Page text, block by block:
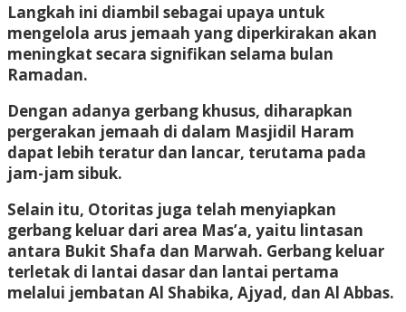
Langkah ini diambil sebagai upaya untuk
mengelola arus jemaah yang diperkirakan akan
meningkat secara signifikan selama bulan
Ramadan.
Dengan adanya gerbang khusus, diharapkan
pergerakan jemaah di dalam Masjidil Haram
dapat lebih teratur dan lancar, terutama pada
jam-jam sibuk.
Selain itu, Otoritas juga telah menyiapkan
gerbang keluar dari area Mas’a, yaitu lintasan
antara Bukit Shafa dan Marwah. Gerbang keluar
terletak di lantai dasar dan lantai pertama
melalui jembatan Al Shabika, Ajyad, dan Al Abbas.